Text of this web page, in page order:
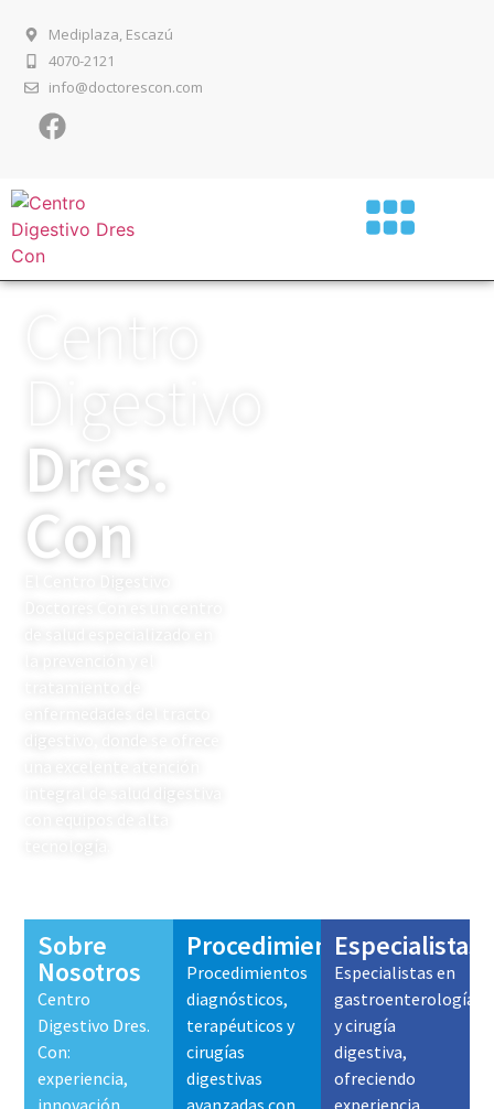
Mediplaza, Escazú
4070-2121
info@doctorescon.com
Dres.
Con
Sobre
Nosotros
Centro
Digestivo Dres.
Con:
experiencia,
innovación
Procedimientos
Procedimientos
diagnósticos,
terapéuticos y
cirugías
digestivas
avanzadas con
Especialistas
Especialistas en
gastroenterología
y cirugía
digestiva,
ofreciendo
experiencia,